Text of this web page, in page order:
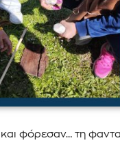
φόρεσαν… τη